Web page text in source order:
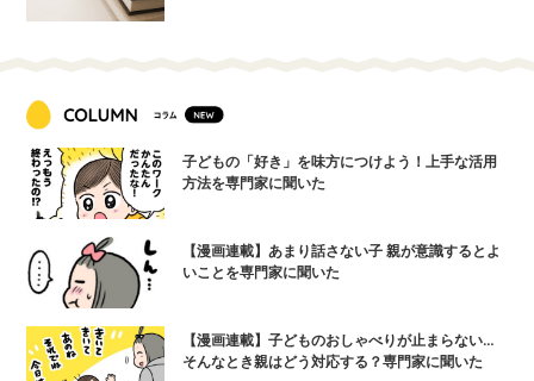
子どもの「好き」を味方につけよう！上手な活用
方法を専門家に聞いた
【漫画連載】あまり話さない子 親が意識するとよ
いことを専門家に聞いた
【漫画連載】子どものおしゃべりが止まらない…
そんなとき親はどう対応する？専門家に聞いた